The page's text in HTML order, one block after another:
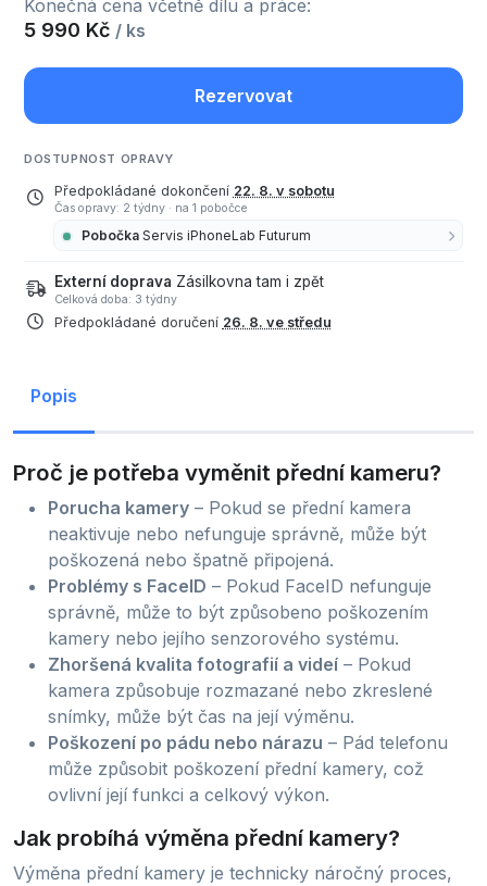
Konečná cena včetně dílu a práce:
5 990 Kč / ks
Rezervovat
DOSTUPNOST OPRAVY
Předpokládané dokončení 22. 8. v sobotu
Čas opravy: 2 týdny · na 1 pobočce
Pobočka Servis iPhoneLab Futurum
Externí doprava Zásilkovna tam i zpět
Celková doba: 3 týdny
Předpokládané doručení 26. 8. ve středu
Popis
Proč je potřeba vyměnit přední kameru?
Porucha kamery – Pokud se přední kamera
neaktivuje nebo nefunguje správně, může být
poškozená nebo špatně připojená.
Problémy s FaceID – Pokud FaceID nefunguje
správně, může to být způsobeno poškozením
kamery nebo jejího senzorového systému.
Zhoršená kvalita fotografií a videí – Pokud
kamera způsobuje rozmazané nebo zkreslené
snímky, může být čas na její výměnu.
Poškození po pádu nebo nárazu – Pád telefonu
může způsobit poškození přední kamery, což
ovlivní její funkci a celkový výkon.
Jak probíhá výměna přední kamery?
Výměna přední kamery je technicky náročný proces,